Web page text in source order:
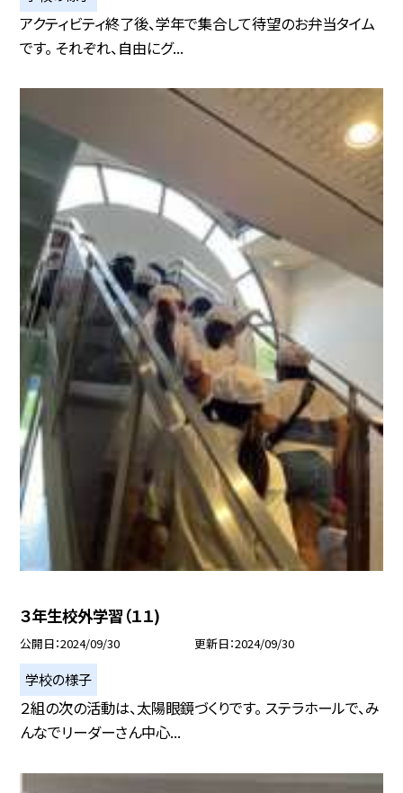
アクティビティ終了後、学年で集合して待望のお弁当タイム
です。 それぞれ、自由にグ...
３年生校外学習（１１)
公開日 2024/09/30 更新日 2024/09/30
学校の様子
２組の次の活動は、太陽眼鏡づくりです。 ステラホールで、み
んなでリーダーさん中心...